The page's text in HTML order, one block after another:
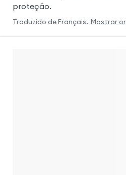
proteção.
Traduzido deFrançais. Mostrar